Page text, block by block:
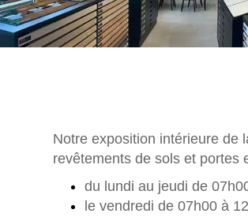
Notre exposition intérieure de
revêtements de sols et portes
du lundi au jeudi de
le vendredi de 07h00 à